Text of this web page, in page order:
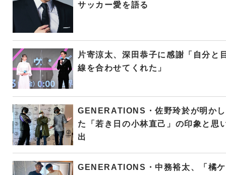
サッカー愛を語る
片寄涼太、深田恭子に感謝「自分と
線を合わせてくれた」
GENERATIONS・佐野玲於が明かし
た「若き日の小林直己」の印象と思
出
GENERATIONS・中務裕太、「橘ケ